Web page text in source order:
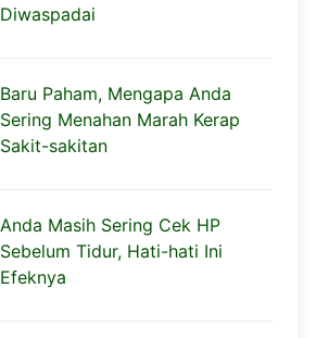
Diwaspadai
Baru Paham, Mengapa Anda
Sering Menahan Marah Kerap
Sakit-sakitan
Anda Masih Sering Cek HP
Sebelum Tidur, Hati-hati Ini
Efeknya